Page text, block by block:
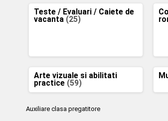
Teste / Evaluari / Caiete de
vacanta (25)
Arte vizuale si abilitati
practice (59)
Auxiliare clasa pregatitore